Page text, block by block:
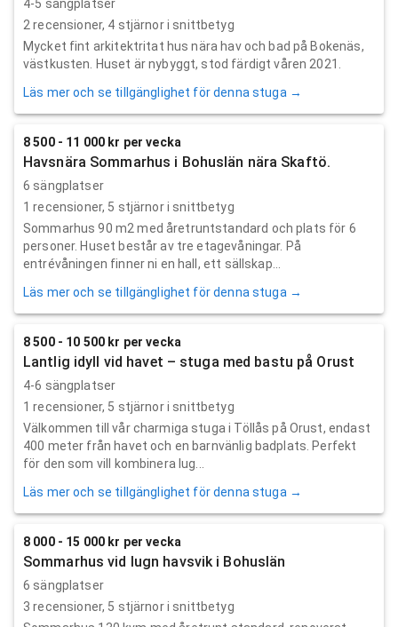
4-5 sängplatser
2 recensioner, 4 stjärnor i snittbetyg
Mycket fint arkitektritat hus nära hav och bad på Bokenäs,
västkusten. Huset är nybyggt, stod färdigt våren 2021.
Läs mer och se tillgänglighet för denna stuga →
8 500 - 11 000 kr per vecka
Havsnära Sommarhus i Bohuslän nära Skaftö.
6 sängplatser
1 recensioner, 5 stjärnor i snittbetyg
Sommarhus 90 m2 med åretruntstandard och plats för 6
personer. Huset består av tre etagevåningar. På
entrévåningen finner ni en hall, ett sällskap...
Läs mer och se tillgänglighet för denna stuga →
8 500 - 10 500 kr per vecka
Lantlig idyll vid havet – stuga med bastu på Orust
4-6 sängplatser
1 recensioner, 5 stjärnor i snittbetyg
Välkommen till vår charmiga stuga i Töllås på Orust, endast
400 meter från havet och en barnvänlig badplats. Perfekt
för den som vill kombinera lug...
Läs mer och se tillgänglighet för denna stuga →
8 000 - 15 000 kr per vecka
Sommarhus vid lugn havsvik i Bohuslän
6 sängplatser
3 recensioner, 5 stjärnor i snittbetyg